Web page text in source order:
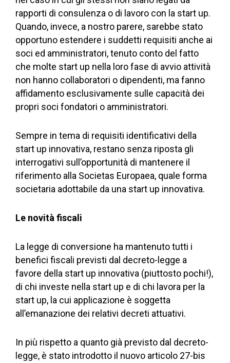
rapporti di consulenza o di lavoro con la start up.
Quando, invece, a nostro parere, sarebbe stato
opportuno estendere i suddetti requisiti anche ai
soci ed amministratori, tenuto conto del fatto
che molte start up nella loro fase di avvio attività
non hanno collaboratori o dipendenti, ma fanno
affidamento esclusivamente sulle capacità dei
propri soci fondatori o amministratori.
Sempre in tema di requisiti identificativi della
start up innovativa, restano senza riposta gli
interrogativi sull’opportunità di mantenere il
riferimento alla Societas Europaea, quale forma
societaria adottabile da una start up innovativa.
Le novità fiscali
La legge di conversione ha mantenuto tutti i
benefici fiscali previsti dal decreto-legge a
favore della start up innovativa (piuttosto pochi!),
di chi investe nella start up e di chi lavora per la
start up, la cui applicazione è soggetta
all’emanazione dei relativi decreti attuativi.
In più rispetto a quanto già previsto dal decreto-
legge, è stato introdotto il nuovo articolo 27-bis